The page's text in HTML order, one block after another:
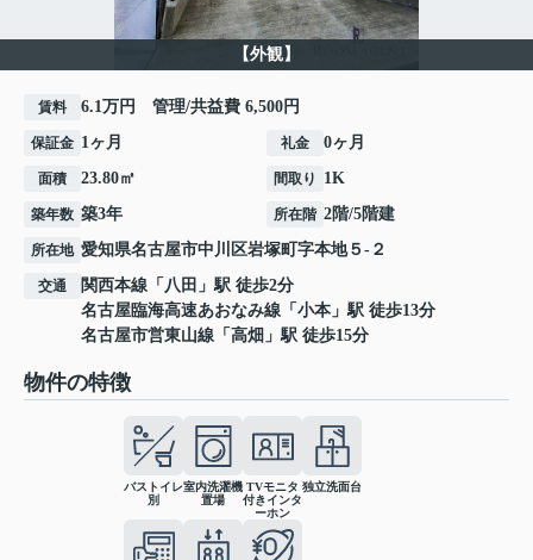
【外観】
賃料 6.1万円 管理/共益費 6,500円
保証金 1ヶ月 礼金 0ヶ月
面積 23.80㎡ 間取り 1K
築年数 築3年 所在階 2階/5階建
所在地 愛知県名古屋市中川区岩塚町 字本地５-２
交通 関西本線 「 八田 」駅 徒歩2分
名古屋臨海高速あおなみ線 「 小本 」駅 徒歩13分
名古屋市営東山線 「 高畑 」駅 徒歩15分
物件の特徴
バストイレ
別
室内洗濯機
置場
TVモニタ
付きインタ
ーホン
独立洗面台